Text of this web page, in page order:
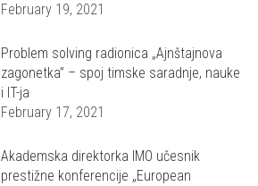
February 19, 2021
Problem solving radionica „Ajnštajnova
zagonetka” – spoj timske saradnje, nauke
i IT-ja
February 17, 2021
Akademska direktorka IMO učesnik
prestižne konferencije „European